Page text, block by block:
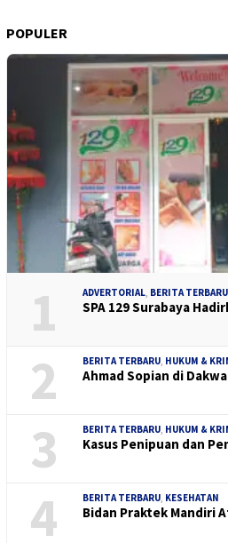
POPULER
1 ADVERTORIAL, BERITA TERBARU
SPA 129 Surabaya
2 BERITA TERBARU, HUKUM &
Ahmad Sopian di
3 BERITA TERBARU, HUKUM &
Kasus Penipuan dan
4 BERITA TERBARU, KESEHATAN
Bidan Praktek Mandiri